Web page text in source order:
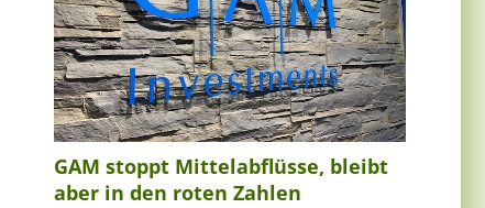
GAM stoppt Mittelabflüsse, bleibt
aber in den roten Zahlen